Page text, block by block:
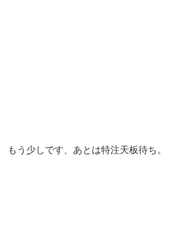
もう少しです、あとは特注天板待ち。